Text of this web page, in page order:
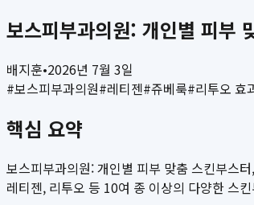
보스피부과의원: 개인별 피부
배지훈•2026년 7월 3일
#보스피부과의원#레티젠#쥬베룩#리투오 효
핵심 요약
보스피부과의원: 개인별 피부 맞춤 스킨부스
레티젠, 리투오 등 10여 종 이상의 다양한 스